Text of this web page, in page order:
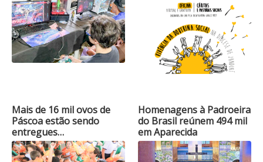
Mais de 16 mil ovos de
Páscoa estão sendo
entregues…
Homenagens à Padroeira
do Brasil reúnem 494 mil
em Aparecida